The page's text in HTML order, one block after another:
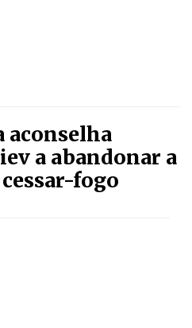
aconselha
a abandonar a
fogo